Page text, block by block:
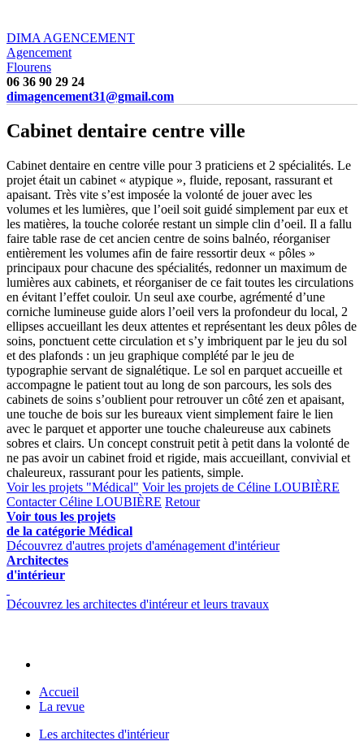
DIMA AGENCEMENT
Agencement
Flourens
06 36 90 29 24
dimagencement31@gmail.com
Cabinet dentaire centre ville
Cabinet dentaire en centre ville pour 3 praticiens et 2 spécialités. Le
projet était un cabinet « atypique », fluide, reposant, rassurant et
apaisant. Très vite s’est imposée la volonté de jouer avec les
volumes et les lumières, que l’oeil soit guidé simplement par eux et
les matières, la touche colorée restant un simple clin d’oeil. Il a fallu
faire table rase de cet ancien centre de soins balnéo, réorganiser
entièrement les volumes afin de faire ressortir deux « pôles »
principaux pour chacune des spécialités, redonner un maximum de
lumières aux cabinets, et réorganiser de ce fait toutes les circulations
en évitant l’effet couloir. Un seul axe courbe, agrémenté d’une
corniche lumineuse guide alors l’oeil vers la profondeur du local, 2
ellipses accueillant les deux attentes et représentant les deux pôles de
soins, ponctuent cette circulation et s’y imbriquent par le jeu du sol
et des plafonds : un jeu graphique complété par le jeu de
typographie servant de signalétique. Le sol en parquet accueille et
accompagne le patient tout au long de son parcours, les sols des
cabinets de soins s’oublient pour retrouver un côté zen et apaisant,
une touche de bois sur les bureaux vient simplement faire le lien
avec le parquet et apporter une touche chaleureuse aux cabinets
sobres et clairs. Un concept construit petit à petit dans la volonté de
ne pas avoir un cabinet froid et rigide, mais accueillant, convivial et
chaleureux, rassurant pour les patients, simple.
Voir les projets "Médical" Voir les projets de Céline LOUBIÈRE
Contacter Céline LOUBIÈRE Retour
Voir tous les projets
de la catégorie Médical
Découvrez d'autres projets d'aménagement d'intérieur
Architectes
d'intérieur
Découvrez les architectes d'intéreur et leurs travaux
Accueil
La revue
Les architectes d'intérieur